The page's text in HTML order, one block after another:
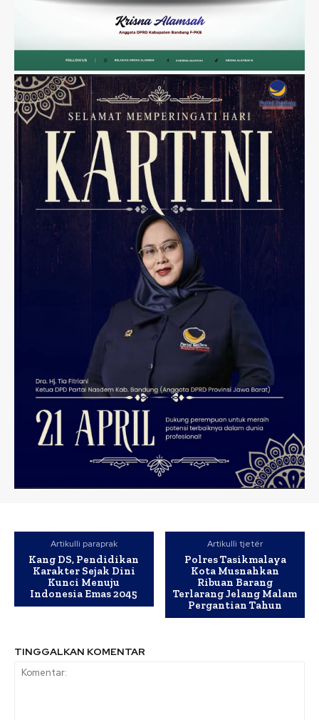
Artikulli paraprak
Kang DS, Pendidikan
Karakter Sejak Dini
Kunci Menuju
Indonesia Emas 2045
Artikulli tjetër
Polres Tasikmalaya
Kota Musnahkan
Ribuan Barang
Terlarang Jelang Malam
Pergantian Tahun
TINGGALKAN KOMENTAR